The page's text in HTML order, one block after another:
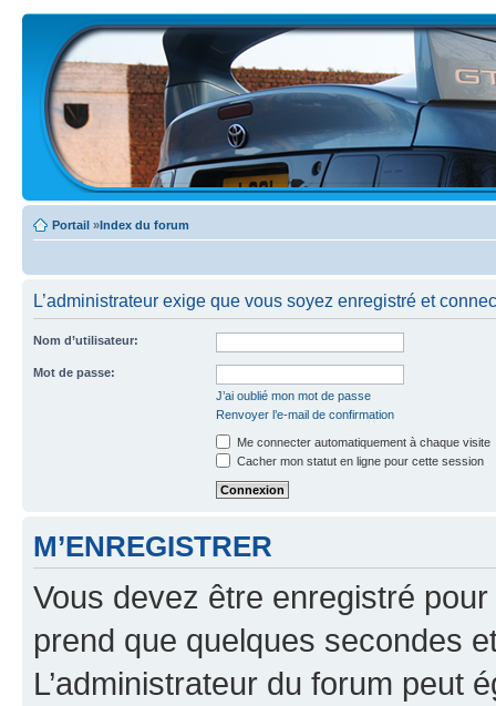
Portail »Index du forum
L’administrateur exige que vous soyez enregistré et
Nom d’utilisateur:
Mot de passe:
J’ai oublié mon mot de passe
Renvoyer l’e-mail de confirmation
Me connecter automatiquement à chaque visite
Cacher mon statut en ligne pour cette session
M’ENREGISTRER
Vous devez être enregistré
prend que quelques secondes
L’administrateur du forum peut